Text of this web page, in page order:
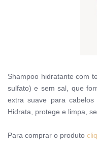
Shampoo hidratante com
sulfato) e sem sal, que
extra suave para cabelos
Hidrata, protege e limpa,
Para comprar o produto